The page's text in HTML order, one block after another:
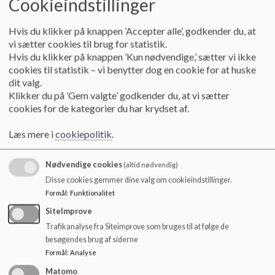
Dagsorden November 2023
Dagsorden Oktober 2023
Dagsorden September 2023
Dagsorden August 2023
Dagsorden Juni 2023
Dagsorden Maj 2023
Cookieindstillinger
Hvis du klikker på knappen ’Accepter alle’, godkender du, at
vi sætter cookies til brug for statistik.
Hvis du klikker på knappen ’Kun nødvendige,’ sætter vi ikke
cookies til statistik – vi benytter dog en cookie for at huske
dit valg.
Klikker du på ’Gem valgte’ godkender du, at vi sætter
cookies for de kategorier du har krydset af.
Læs mere icookiepolitik.
Nødvendige cookies(altid nødvendig)
Disse cookies gemmer dine valg om cookieindstillinger.
Formål: Funktionalitet
SiteImprove
Trafikanalyse fra Siteimprove som bruges til at følge de
besøgendes brug af siderne
Formål : Analyse
Matomo